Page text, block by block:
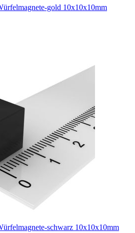
gold 10x10x10mm
schwarz 10x10x10mm